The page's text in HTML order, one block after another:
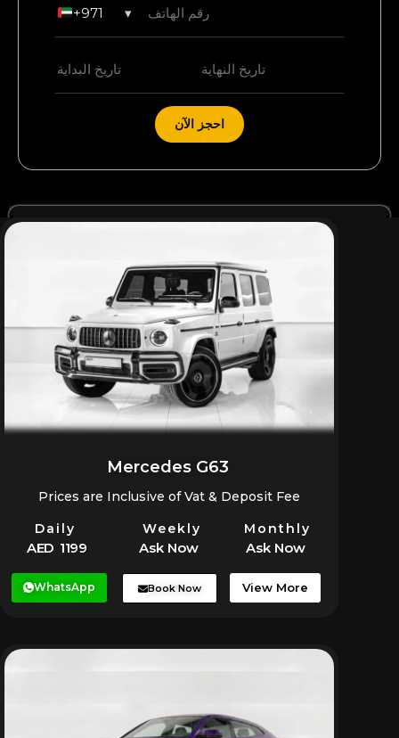
+971 ▾
احجز الآن
Mercedes G63
Prices are Inclusive of Vat & Deposit Fee
Daily Weekly Monthly
AED 1199 Ask Now Ask Now
WhatsApp Book Now View More